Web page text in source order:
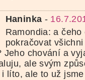
Haninka -
Ramondia: a
pokračovat
Jeho chování a
ale svým
i líto, ale to už